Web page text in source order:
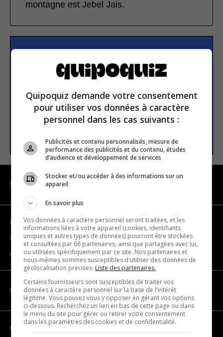
montagne est Jebel Jais.
E-mail
NAVIGATION
Devenir partenaire
Nous joindre
À propos
CATÉGORIES
Géographie
Quipoquiz demande votre consentement
pour utiliser vos données à caractère
personnel dans les cas suivants :
Publicités et contenu personnalisés, mesure de
performance des publicités et du contenu, études
d’audience et développement de services
Stocker et/ou accéder à des informations sur un
appareil
En savoir plus
Vos données à caractère personnel seront traitées, et les
informations liées à votre appareil (cookies, identifiants
uniques et autres types de données) pourront être stockées
et consultées par 66 partenaires, ainsi que partagées avec lui,
ou utilisées spécifiquement par ce site. Nos partenaires et
nous-mêmes sommes susceptibles d'utiliser des données de
géolocalisation précises. Liste des partenaires.
Certains fournisseurs sont susceptibles de traiter vos
données à caractère personnel sur la base de l'intérêt
légitime. Vous pouvez vous y opposer en gérant vos options
ci-dessous. Recherchez un lien en bas de cette page ou dans
le menu du site pour gérer ou retirer votre consentement
dans les paramètres des cookies et de confidentialité.